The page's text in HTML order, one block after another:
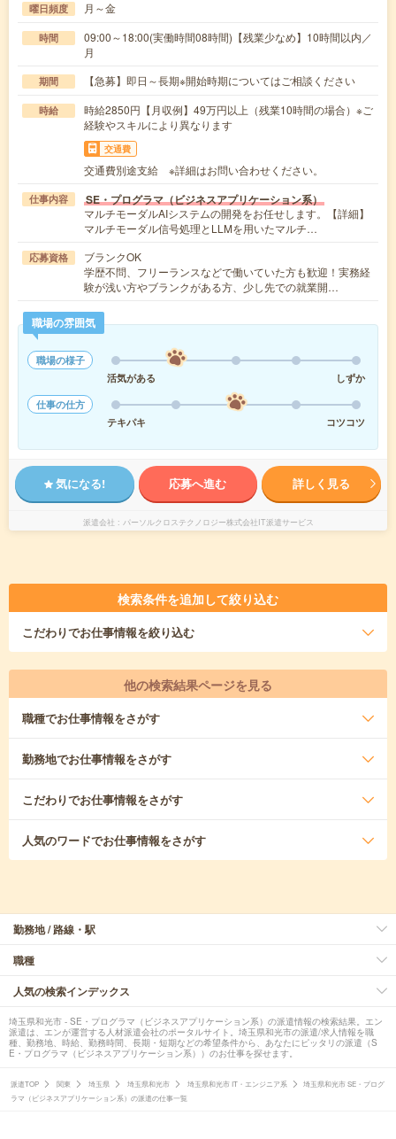
曜日頻度 月～金
時間
09:00～18:00(実働時間08時間)【残業少なめ】10時間以内／
月
期間 【急募】即日～長期※開始時期についてはご相談ください
時給
時給2850円【月収例】49万円以上（残業10時間の場合）※ご
経験やスキルにより異なります
交通費
交通費別途支給 ※詳細はお問い合わせください。
仕事内容 SE・プログラマ（ビジネスアプリケーション系）
マルチモーダルAIシステムの開発をお任せします。【詳細】
マルチモーダル信号処理とLLMを用いたマルチ…
応募資格
ブランクOK
学歴不問、フリーランスなどで働いていた方も歓迎！実務経
験が浅い方やブランクがある方、少し先での就業開…
職場の雰囲気
職場の様子
活気がある
しずか
仕事の仕方
テキパキ
コツコツ
気になる! 応募へ進む 詳しく見る
派遣会社 パーソルクロステクノロジー株式会社IT派遣サービス
検索条件を追加して絞り込む
こだわりでお仕事情報を絞り込む
他の検索結果ページを見る
職種でお仕事情報をさがす
勤務地でお仕事情報をさがす
こだわりでお仕事情報をさがす
人気のワードでお仕事情報をさがす
勤務地 / 路線・駅
職種
人気の検索インデックス
埼玉県和光市 - SE・プログラマ（ビジネスアプリケーション系）の派遣情報の検索結果。エン
派遣は、エンが運営する人材派遣会社のポータルサイト。埼玉県和光市の派遣/求人情報を職
種、勤務地、時給、勤務時間、長期・短期などの希望条件から、あなたにピッタリの派遣（S
E・プログラマ（ビジネスアプリケーション系））のお仕事を探せます。
派遣TOP 関東 埼玉県 埼玉県和光市 埼玉県和光市 IT・エンジニア系
埼玉県和光市 SE・プログ
ラマ（ビジネスアプリケーション系）の派遣の仕事一覧